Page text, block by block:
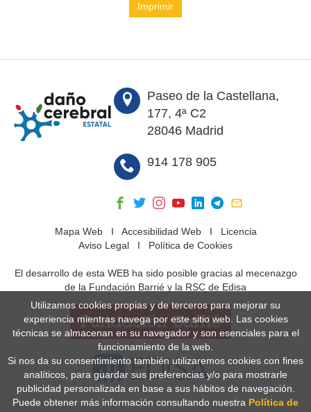
Imprimir
Paseo de la Castellana,
177, 4ª C2
28046 Madrid
914 178 905
Mapa WebI Accesibilidad WebI Licencia
Aviso Legal I Política de Cookies
El desarrollo de esta WEB ha sido posible gracias al mecenazgo
de la Fundación Barrié y la RSC de Edisa
Utilizamos cookies propias y de terceros para mejorar su
experiencia mientras navega por este sitio web. Las cookies
técnicas se almacenan en su navegador y son esenciales para el
funcionamiento de la web.
Si nos da su consentimiento también utilizaremos cookies con fines
analíticos, para guardar sus preferencias y/o para mostrarle
publicidad personalizada en base a sus hábitos de navegación.
Puede obtener más información consultando nuestra Política de